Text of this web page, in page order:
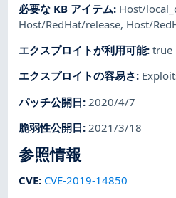
必要な KB アイテム: Host/
Host/RedHat/release, Host/
エクスプロイトが利用可能:true
エクスプロイトの容易さ:
パッチ公開日: 2020/4/7
脆弱性公開日:2021/3/18
参照情報
CVE: CVE-2019-14850